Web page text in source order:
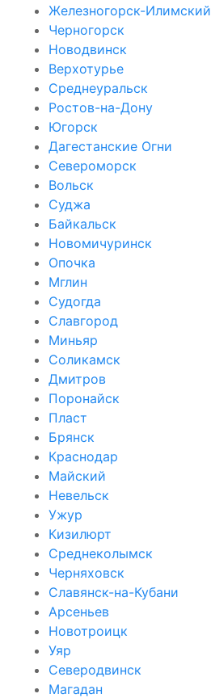
Железногорск-Илимский
Черногорск
Новодвинск
Верхотурье
Среднеуральск
Ростов-на-Дону
Югорск
Дагестанские Огни
Североморск
Вольск
Суджа
Байкальск
Новомичуринск
Опочка
Мглин
Судогда
Славгород
Миньяр
Соликамск
Дмитров
Поронайск
Пласт
Брянск
Краснодар
Майский
Невельск
Ужур
Кизилюрт
Среднеколымск
Черняховск
Славянск-на-Кубани
Арсеньев
Новотроицк
Уяр
Северодвинск
Магадан